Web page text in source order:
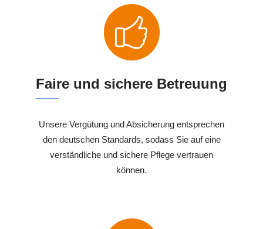
Faire und sichere Betreuung
Unsere Vergütung und Absicherung entsprechen
den deutschen Standards, sodass Sie auf eine
verständliche und sichere Pflege vertrauen
können.